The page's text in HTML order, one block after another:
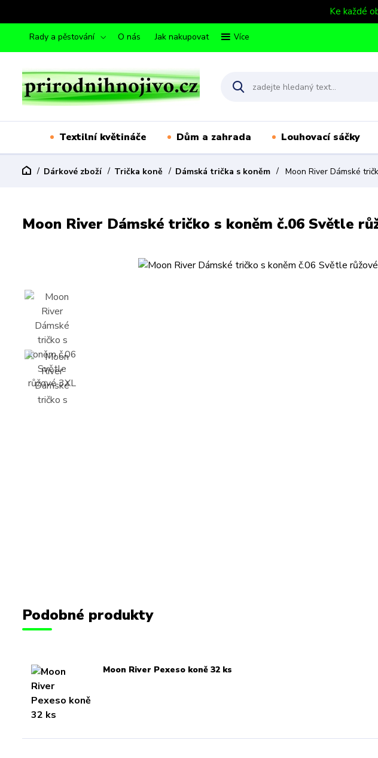
Ke každé
Rady a pěstování O nás Jak nakupovat Více
Textilní květináče Dům a zahrada Louhovací sáčky
Dárkové zboží Trička koně Dámská trička s koněm Moon River Dámské
Moon River Dámské tričko s koněm č.06 Světle
Podobné produkty
Moon River Pexeso koně 32 ks